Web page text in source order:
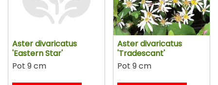
Aster divaricatus
'Eastern Star'
Pot 9 cm
Aster divaricatus
'Tradescant'
Pot 9 cm